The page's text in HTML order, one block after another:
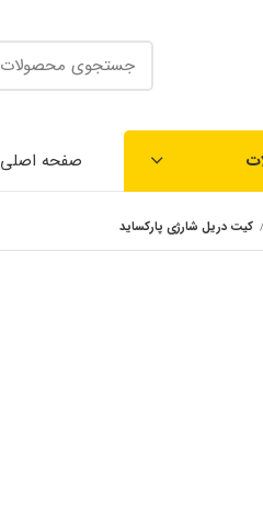
صفحه اصلی
کیت دریل شارژی پارکساید